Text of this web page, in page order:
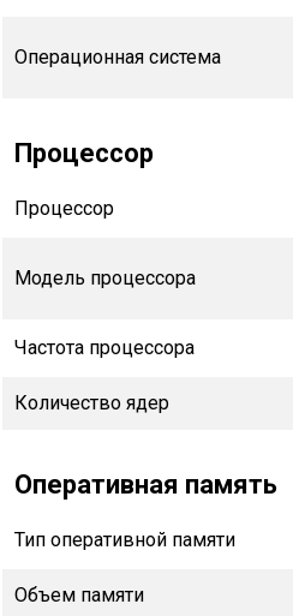
Операционная система
Процессор
Процессор
Модель процессора
Частота процессора
Количество ядер
Оперативная память
Тип оперативной памяти
Объем памяти